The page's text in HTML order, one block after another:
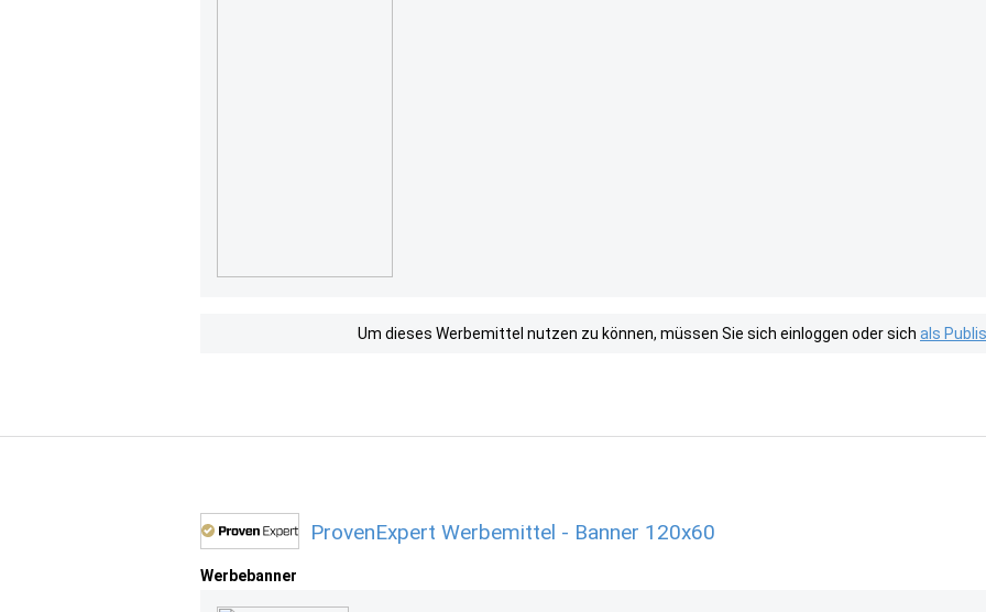
Um dieses Werbemittel nutzen zu können, müssen Sie sich einloggen oder sich als
ProvenExpert Werbemittel - Banner 120x60
Werbebanner